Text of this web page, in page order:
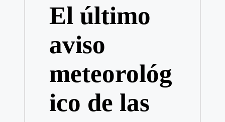
El último
aviso
meteorológ
ico de las